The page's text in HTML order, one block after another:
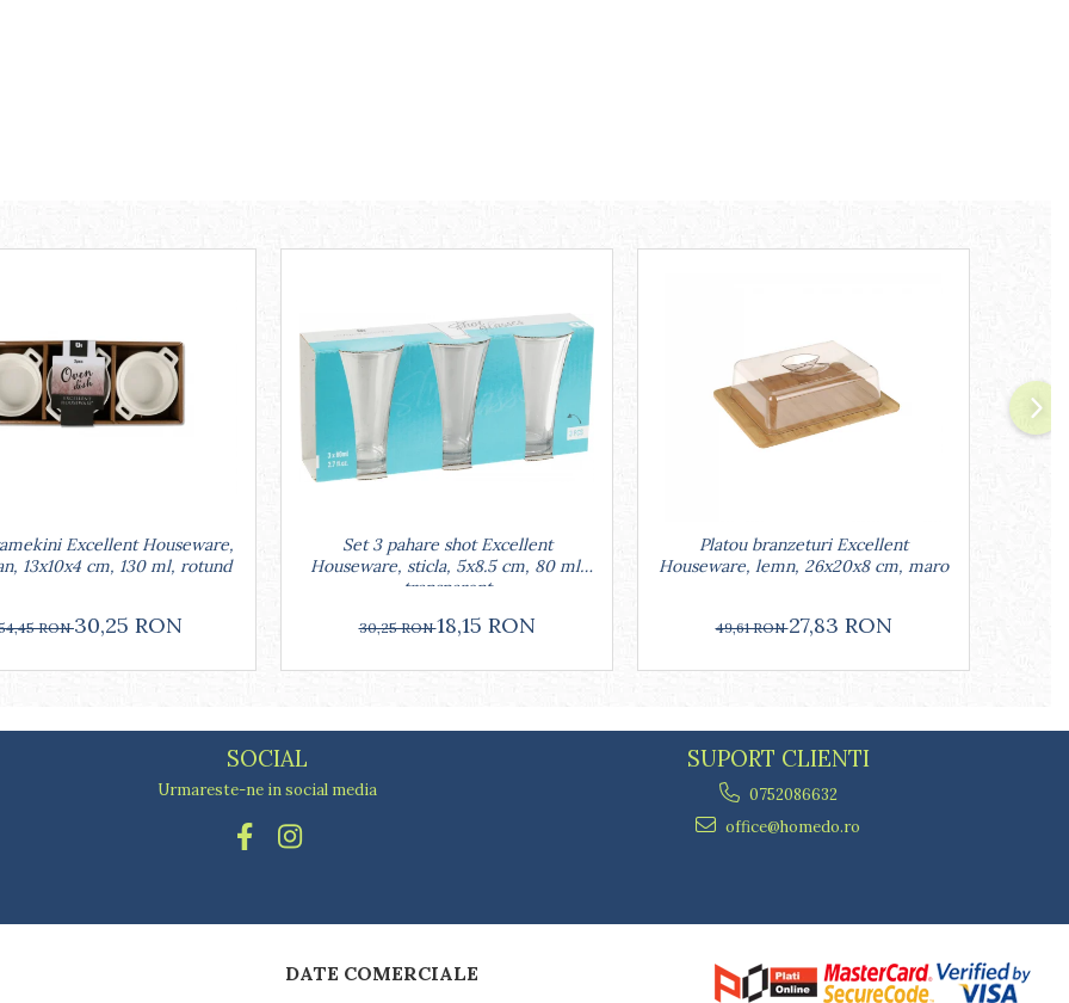
Excellent Houseware,
13x10x4 cm, 130 ml, rotund
RON30,25 RON
Set 3 pahare shot Excellent
Houseware, sticla, 5x8.5 cm, 80 ml,
transparent
30,25 RON18,15 RON
Platou branzeturi Excellent
Houseware, lemn, 26x20x8 cm, maro
49,61 RON27,83 RON
SOCIAL
Urmareste-ne in social media
SUPORT CLIENTI
0752086632
office@homedo.ro
DATE COMERCIALE